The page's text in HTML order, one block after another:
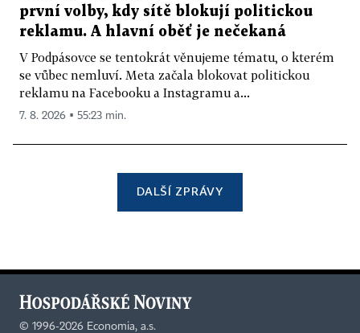
první volby, kdy sítě blokují politickou
reklamu. A hlavní oběť je nečekaná
V Podpásovce se tentokrát věnujeme tématu, o kterém
se vůbec nemluví. Meta začala blokovat politickou
reklamu na Facebooku a Instagramu a...
7. 8. 2026 ▪ 55:23 min.
DALŠÍ ZPRÁVY
© 1996-2026 Economia, a.s.